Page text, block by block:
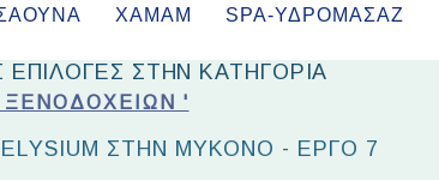
ΧΑΜΑΜ SPA-ΥΔΡΟΜΑΣΆΖ
ΕΠΙΛΟΓΕΣ ΣΤΗΝ ΚΑΤΗΓΟΡΙΑ
ΞΕΝΟΔΟΧΕΊΩΝ '
ΣΤΗΝ ΜΥΚΟΝΟ - ΕΡΓΟ 7